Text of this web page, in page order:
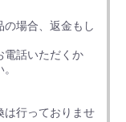
場合、返金もし
電話いただくか
は行っておりませ